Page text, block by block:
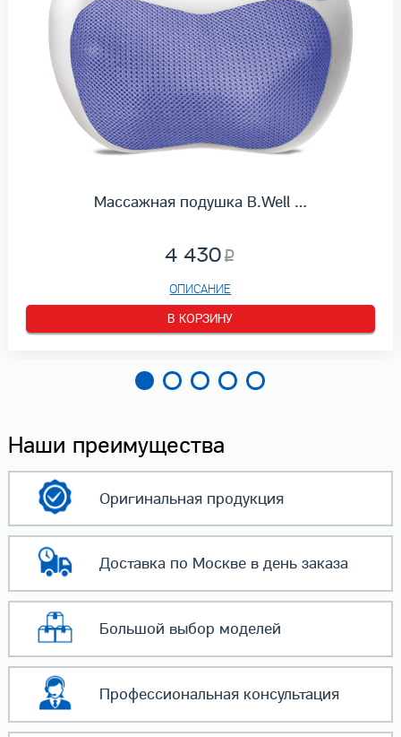
Массажная подушка B.Well …
4 430
ОПИСАНИЕ
В КОРЗИНУ
Наши преимущества
Оригинальнаяпродукция
Доставка по Москвев день заказа
Большой выбор моделей
Профессиональнаяконсультация